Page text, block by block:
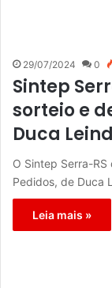
29/07/2024 0
Sintep
sorteio e
Duca
O Sintep Serra-
Pedidos, de Duca
Leia mais »